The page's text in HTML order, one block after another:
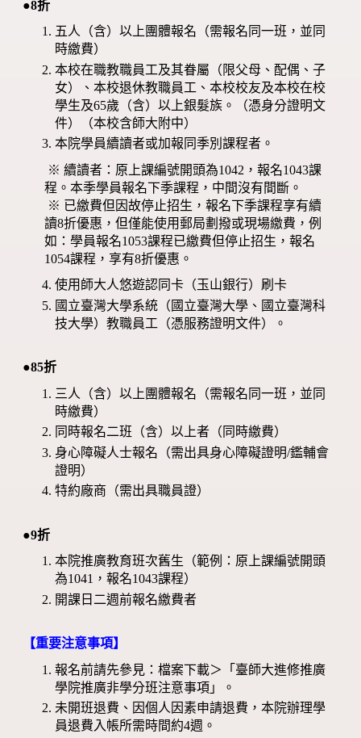
●8折
五人（含）以上團體報名（需報名同一班，並同
時繳費）
本校在職教職員工及其眷屬（限父母、配偶、子
女）、本校退休教職員工、本校校友及本校在校
學生及65歲（含）以上銀髮族。（憑身分證明文
件）（本校含師大附中）
本院學員續讀者或加報同季別課程者。
※ 續讀者：原上課編號開頭為1042，報名1043課
程。本季學員報名下季課程，中間沒有間斷。
※ 已繳費但因故停止招生，報名下季課程享有續
讀8折優惠，但僅能使用郵局劃撥或現場繳費，例
如：學員報名1053課程已繳費但停止招生，報名
1054課程，享有8折優惠。
使用師大人悠遊認同卡（玉山銀行）刷卡
國立臺灣大學系統（國立臺灣大學、國立臺灣科
技大學）教職員工（憑服務證明文件）。
●85折
三人（含）以上團體報名（需報名同一班，並同
時繳費）
同時報名二班（含）以上者（同時繳費）
身心障礙人士報名（需出具身心障礙證明/鑑輔會
證明）
特約廠商（需出具職員證）
●9折
本院推廣教育班次舊生（範例：原上課編號開頭
為1041，報名1043課程）
開課日二週前報名繳費者
【重要注意事項】
報名前請先參見：檔案下載＞「臺師大進修推廣
學院推廣非學分班注意事項」。
未開班退費、因個人因素申請退費，本院辦理學
員退費入帳所需時間約4週。